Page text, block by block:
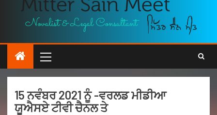
15 ਨਵੰਬਰ 2021 ਨੂੰ -ਵਰਲਡ ਮੀਡੀਆ
ਯੂਐਸਏ ਟੀਵੀ ਚੈਨਲ ਤੇ